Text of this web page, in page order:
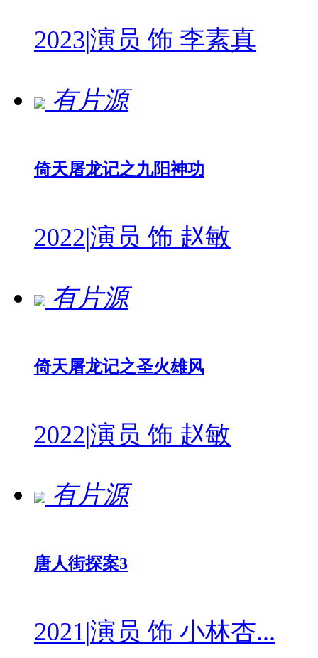
2023|演员 饰 李素真
有片源
倚天屠龙记之九阳神功
2022|演员 饰 赵敏
有片源
倚天屠龙记之圣火雄风
2022|演员 饰 赵敏
有片源
唐人街探案3
2021|演员 饰 小林杏...